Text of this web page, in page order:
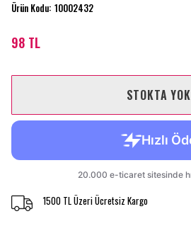
Ürün Kodu: 10002432
98 TL
STOKTA YOK
1500 TL Üzeri Ücretsiz Kargo